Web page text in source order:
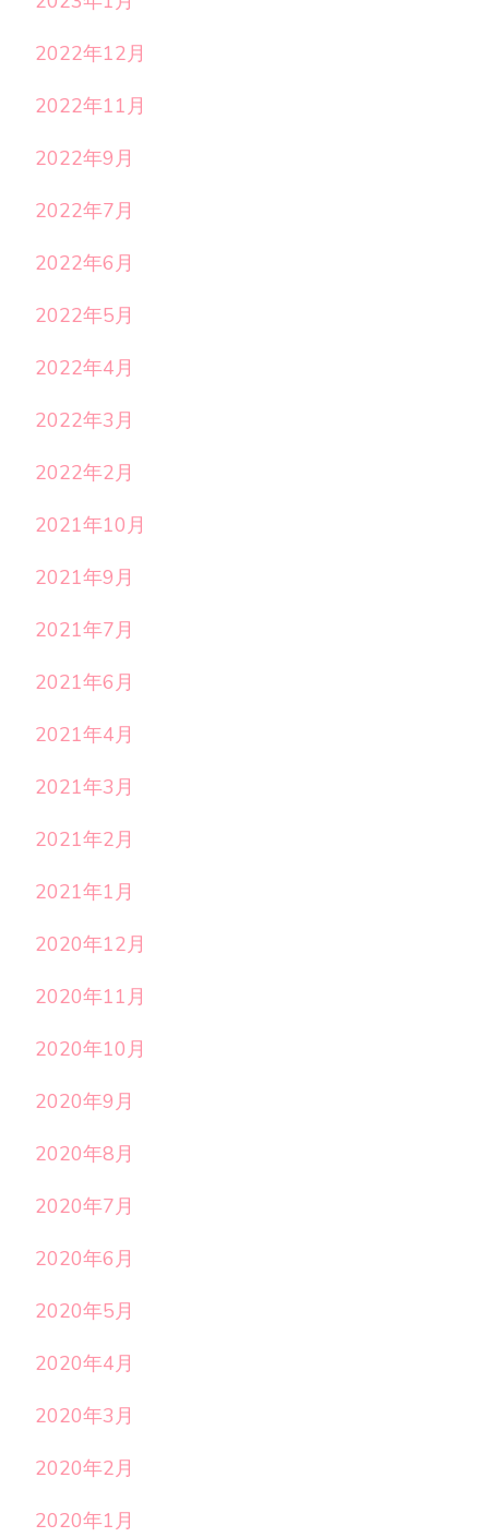
2022年12月
2022年11月
2022年9月
2022年7月
2022年6月
2022年5月
2022年4月
2022年3月
2022年2月
2021年10月
2021年9月
2021年7月
2021年6月
2021年4月
2021年3月
2021年2月
2021年1月
2020年12月
2020年11月
2020年10月
2020年9月
2020年8月
2020年7月
2020年6月
2020年5月
2020年4月
2020年3月
2020年2月
2020年1月